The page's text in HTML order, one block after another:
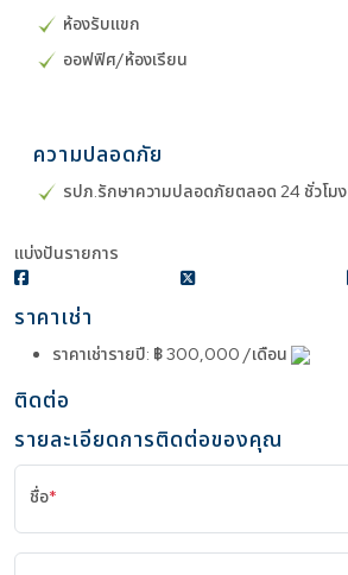
ห้องรับแขก
ออฟฟิศ/ห้องเรียน
ความปลอดภัย
รปภ.รักษาความปลอดภัยตลอด 24 ชั่วโมง
แบ่งปันรายการ
ราคาเช่า
ราคาเช่ารายปี: ฿ 300,000 /เดือน
ติดต่อ
รายละเอียดการติดต่อของคุณ
ชื่อ*